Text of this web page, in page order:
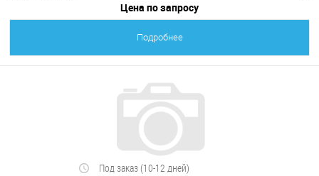
Цена по запросу
Подробнее
Под заказ (10-12 дней)